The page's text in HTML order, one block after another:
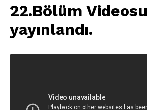
22.Bölüm Videosu
yayınlandı.